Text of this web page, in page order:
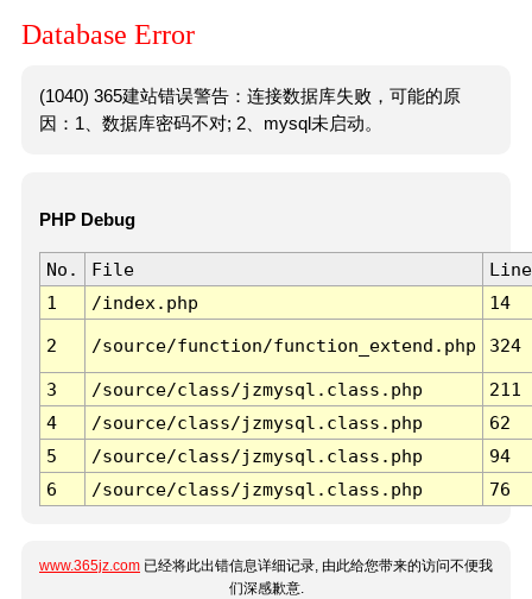
Database Error
(1040) 365建站错误警告：连接数据库失败，可能的原
因：1、数据库密码不对; 2、mysql未启动。
PHP Debug
No. File
Line
1
/index.php 14
2 /source/function/function_extend.php 324
3 /source/class/jzmysql.class.php
211
4
/source/class/jzmysql.class.php
62
5
/source/class/jzmysql.class.php
94
6
/source/class/jzmysql.class.php 76
www.365jz.com 已经将此出错信息详细记录, 由此给您带来的访问不便我
们深感歉意.